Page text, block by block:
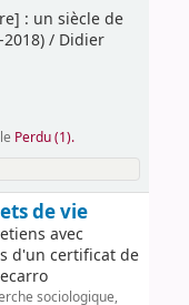
: un siècle de
/ Didier
Perdu (1).
de vie
avec
d'un certificat de
sociologique,